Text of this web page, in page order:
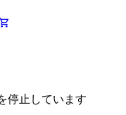
停止しています